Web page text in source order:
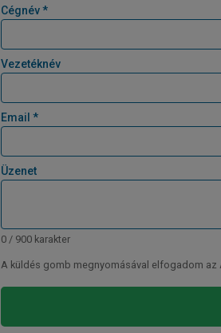
Cégnév *
Vezetéknév
Email *
Üzenet
0 / 900 karakter
A küldés gomb megnyomásával elfogadom az